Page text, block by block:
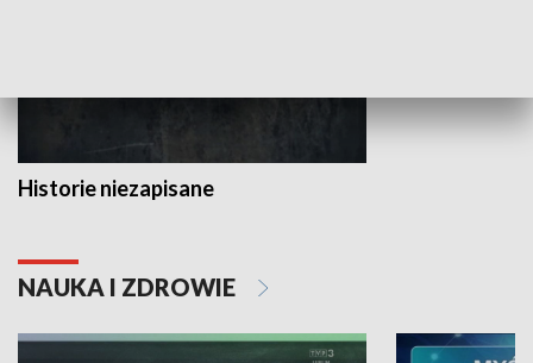
Historie niezapisane
NAUKA I ZDROWIE